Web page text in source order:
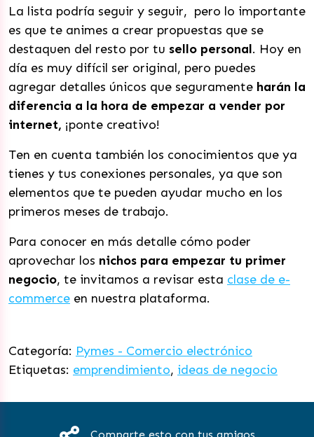
La lista podría seguir y seguir, pero lo importante
es que te animes a crear propuestas que se
destaquen del resto por tu sello personal. Hoy en
día es muy difícil ser original, pero puedes
agregar detalles únicos que seguramente harán la
diferencia a la hora de empezar a vender por
internet, ¡ponte creativo!
Ten en cuenta también los conocimientos que ya
tienes y tus conexiones personales, ya que son
elementos que te pueden ayudar mucho en los
primeros meses de trabajo.
Para conocer en más detalle cómo poder
aprovechar los nichos para empezar tu primer
negocio, te invitamos a revisar esta clase de e-
commerce en nuestra plataforma.
Categoría: Pymes - Comercio electrónico
Etiquetas: emprendimiento, ideas de negocio